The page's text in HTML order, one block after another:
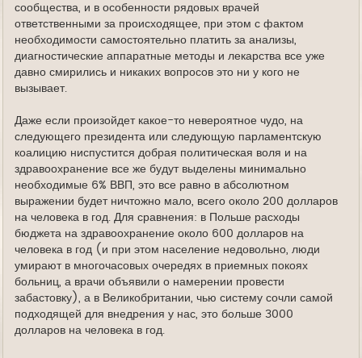
сообщества, и в особенности рядовых врачей
ответственными за происходящее, при этом с фактом
необходимости самостоятельно платить за анализы,
диагностические аппаратные методы и лекарства все уже
давно смирились и никаких вопросов это ни у кого не
вызывает.
Даже если произойдет какое-то невероятное чудо, на
следующего президента или следующую парламентскую
коалицию ниспустится добрая политическая воля и на
здравоохранение все же будут выделены минимально
необходимые 6% ВВП, это все равно в абсолютном
выражении будет ничтожно мало, всего около 200 долларов
на человека в год. Для сравнения: в Польше расходы
бюджета на здравоохранение около 600 долларов на
человека в год (и при этом население недовольно, люди
умирают в многочасовых очередях в приемных покоях
больниц, а врачи объявили о намерении провести
забастовку), а в Великобритании, чью систему сочли самой
подходящей для внедрения у нас, это больше 3000
долларов на человека в год.